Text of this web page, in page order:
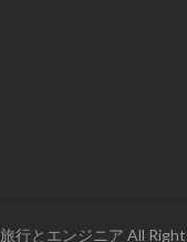
行とエンジニア All